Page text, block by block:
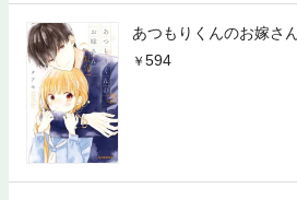
あつもりくんのお嫁さ
594